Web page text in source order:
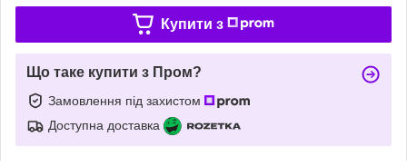
Купити з
Що таке купити з Пром?
Замовлення під захистом
Доступна доставка